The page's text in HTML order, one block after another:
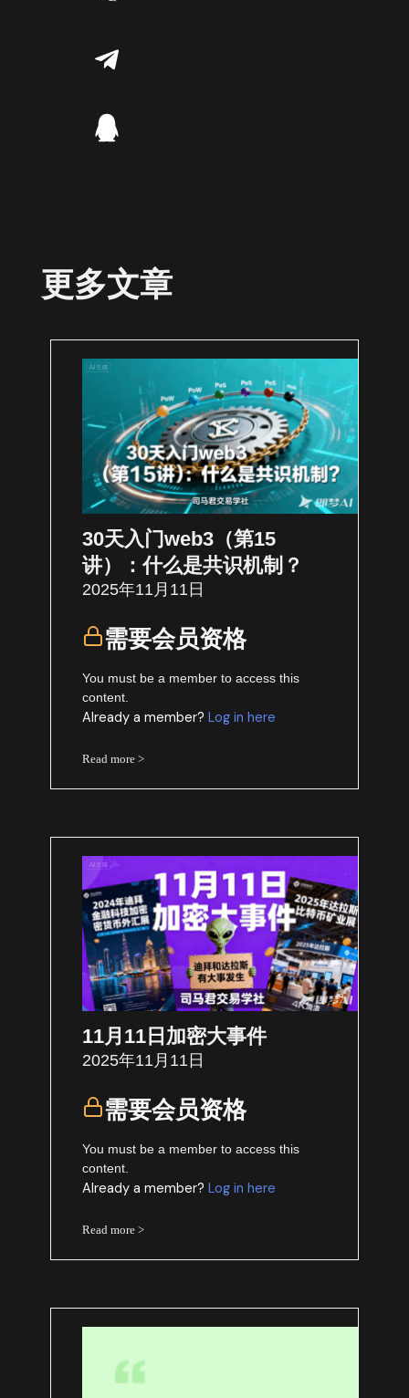
更多文章
30天入门web3（第15
讲）：什么是共识机制？
2025年11月11日
需要会员资格
You must be a member to access this
content.
Already a member?Log in here
Read more >
11月11日加密大事件
2025年11月11日
需要会员资格
You must be a member to access this
content.
Already a member?Log in here
Read more >